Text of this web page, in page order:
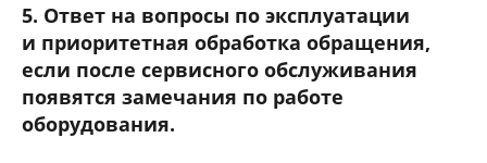
5. Ответ на вопросы по эксплуатации
и приоритетная обработка обращения,
если после сервисного обслуживания
появятся замечания по работе
оборудования.